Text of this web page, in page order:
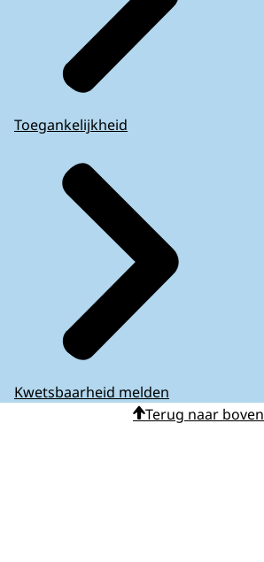
Toegankelijkheid
Kwetsbaarheid melden
Terug naar boven